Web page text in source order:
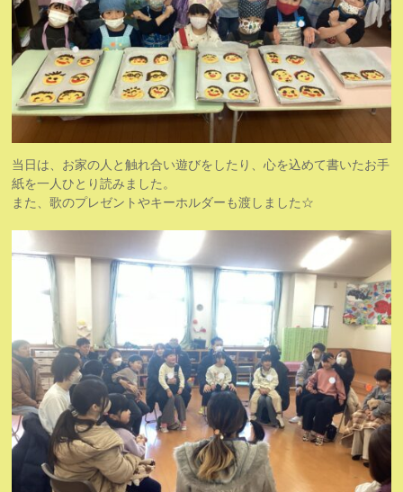
当日は、お家の人と触れ合い遊びをしたり、心を込めて書いたお手
紙を一人ひとり読みました。
また、歌のプレゼントやキーホルダーも渡しました☆